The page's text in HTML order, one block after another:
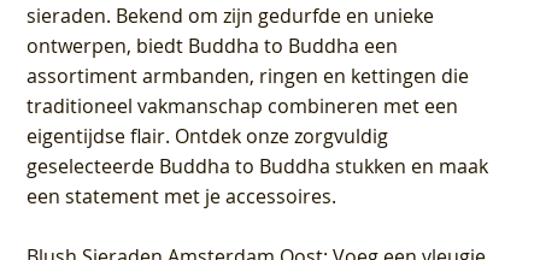
sieraden. Bekend om zijn gedurfde en unieke
ontwerpen, biedt Buddha to Buddha een
assortiment armbanden, ringen en kettingen die
traditioneel vakmanschap combineren met een
eigentijdse flair. Ontdek onze zorgvuldig
geselecteerde Buddha to Buddha stukken en maak
een statement met je accessoires.